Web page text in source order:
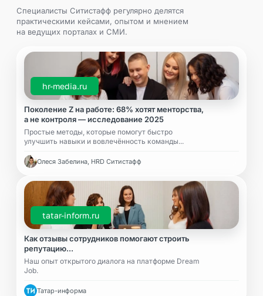
Специалисты Ситистафф регулярно делятся
практическими кейсами, опытом и мнением
на ведущих порталах и СМИ.
hr-media.ru
Поколение Z на работе: 68% хотят менторства,
а не контроля — исследование 2025
Простые методы, которые помогут быстро
улучшить навыки и вовлечённость команды...
Олеся Забелина, HRD Ситистафф
tatar-inform.ru
Как отзывы сотрудников помогают строить
репутацию...
Наш опыт открытого диалога на платформе Dream
Job.
Татар-информа